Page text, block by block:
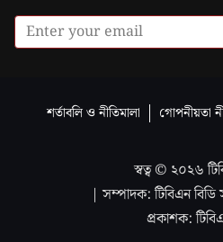
শর্তাবলি ও নীতিমালা গোপনীয়তা
স্বত্ব © ২০২৬
| সম্পাদক: টিবিএন বিডি
প্রকাশক: